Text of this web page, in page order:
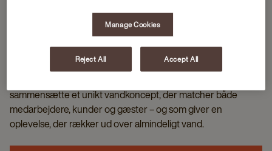
SKRÆDDERSY DIT EGET VANDUNIVERS
Med vores fleksible vandstationer kan du kombinere
Experience Tea Time, Experience Flavoured Water og
Hydrate præcis, som det passer til din virksomhed. Uanset om
sammensætte et unikt vandkoncept, der matcher både
medarbejdere, kunder og gæster – og som giver en
oplevelse, der rækker ud over almindeligt vand.
Manage Cookies
Reject All Accept All